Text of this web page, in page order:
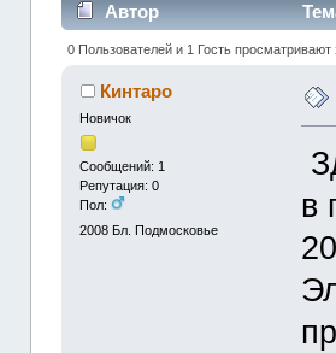
Автор
0 Пользователей и 1 Гость просматривают
Кинтаро
Новичок
Сообщений: 1
Репутация: 0
Пол:
2008 Бл. Подмосковье
в